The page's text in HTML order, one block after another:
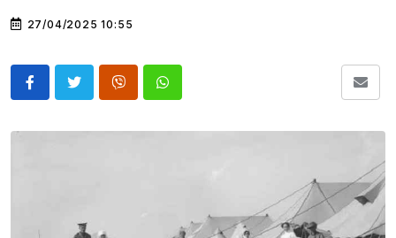
27/04/2025 10:55